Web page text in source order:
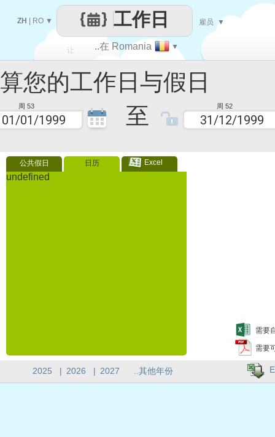
工作日与假日
周 53 至 周 52
公共假日 日历 Excel
undefined
需要
需要
让
每一天
..在 Romania ▼
工作日
ZH RO ▼ 雇员 ▼
2025 | 2026 | 2027 ..其他年份